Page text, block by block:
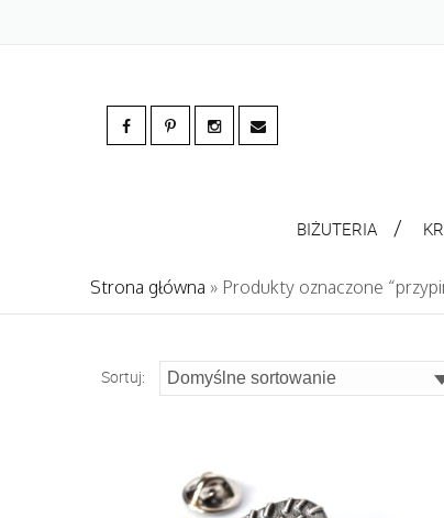
BIŻUTERIA
Strona główna » Produkty oznaczone
Sortuj: